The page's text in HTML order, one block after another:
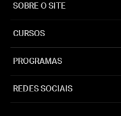
SOBRE O SITE
CURSOS
PROGRAMAS
REDES SOCIAIS